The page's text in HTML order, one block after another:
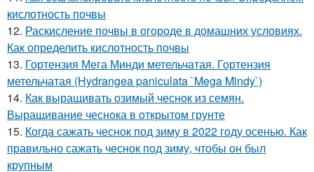
кислотность почвы
12. Раскисление почвы в огороде в домашних условиях.
Как определить кислотность почвы
13. Гортензия Мега Минди метельчатая. Гортензия
метельчатая (Hydrangea paniculata `Mega Mindy`)
14. Как выращивать озимый чеснок из семян.
Выращивание чеснока в открытом грунте
15. Когда сажать чеснок под зиму в 2022 году осенью. Как
правильно сажать чеснок под зиму, чтобы он был
крупным